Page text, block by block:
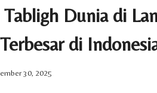
Tabligh Dunia di
di
30, 2025